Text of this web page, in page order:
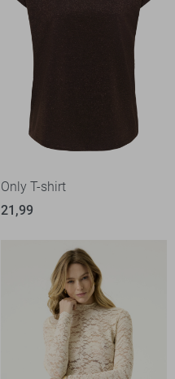
Only T-shirt
21,99